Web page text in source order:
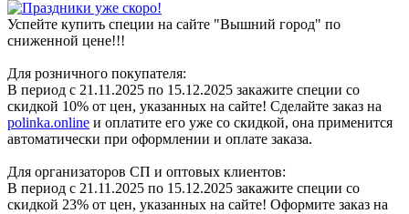
Успейте купить специи на сайте "Вышний город" по
сниженной цене!!!
Для розничного покупателя:
В период с 21.11.2025 по 15.12.2025 закажите специи со
скидкой 10% от цен, указанных на сайте! Сделайте заказ на
polinka.online и оплатите его уже со скидкой, она применится
автоматически при оформлении и оплате заказа.
Для организаторов СП и оптовых клиентов:
В период с 21.11.2025 по 15.12.2025 закажите специи со
скидкой 23% от цен, указанных на сайте! Оформите заказ на